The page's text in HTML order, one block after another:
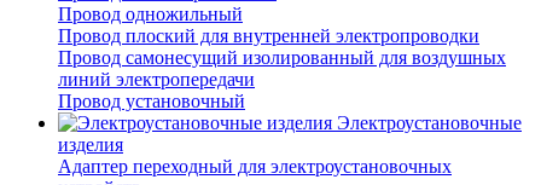
Провод одножильный
Провод плоский для внутренней электропроводки
Провод самонесущий изолированный для воздушных
линий электропередачи
Провод установочный
Электроустановочные
изделия
Адаптер переходный для электроустановочных